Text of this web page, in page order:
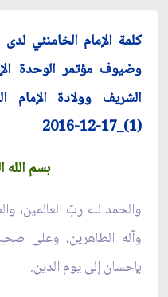
كلمة الإمام الخامنئي
وضيوف مؤتمر الوحدة
الشريف وولادة الإمام
(1)_17-12-2016
بسم الله
والحمد لله ربّ العالمین،
وآله الطاهرین، وعلی
بإحسان إلى يوم الدين.